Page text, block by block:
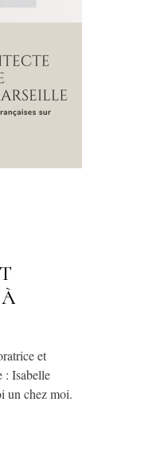
et
: Isabelle
un chez moi.